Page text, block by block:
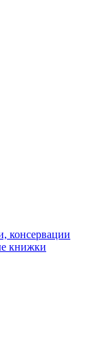
консервации
книжки